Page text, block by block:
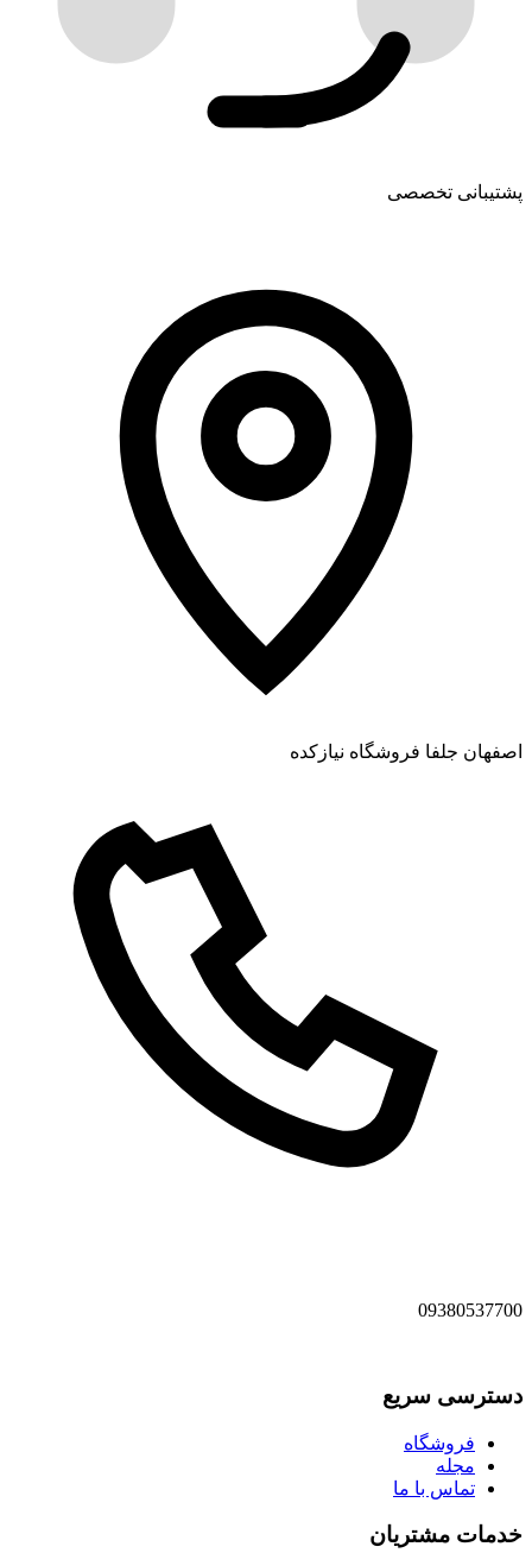
پشتیبانی تخصصی
اصفهان جلفا فروشگاه نیازکده
09380537700
دسترسی سریع
فروشگاه
مجله
تماس با ما
خدمات مشتریان